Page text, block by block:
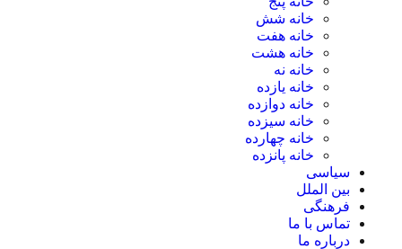
خانه شش
خانه هفت
خانه هشت
خانه نه
خانه یازده
خانه دوازده
خانه سیزده
خانه چهارده
خانه پانزده
سیاسی
بین الملل
فرهنگی
تماس با ما
درباره ما